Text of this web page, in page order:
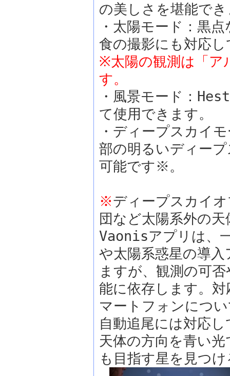
の美しさを堪能で
・太陽モード：黒
食の撮影にも対応
※太陽の観測は「ア
す。
・風景モード：
て使用できます。
・ディープスカイ
部の明るいディー
可能です※。
※ディープスカイ
団など太陽系外の
Vaonisアプリは、
や太陽系惑星の導
ますが、観測の可
能に依存します。
マートフォンにつ
自動追尾には対応
天体の方向を青い
も目指す星を見つ